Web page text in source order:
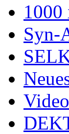
Syn-